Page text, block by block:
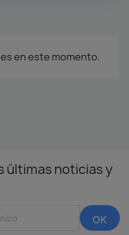
en este momento.
últimas noticias y